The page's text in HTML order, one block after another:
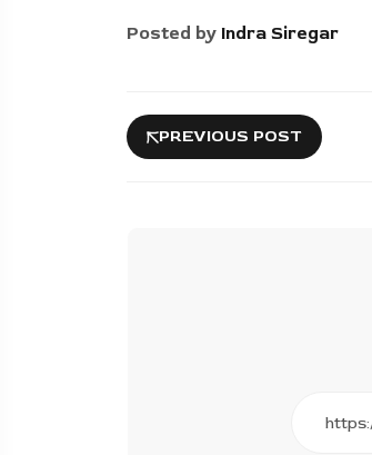
Posted by Indra Siregar
PREVIOUS POST